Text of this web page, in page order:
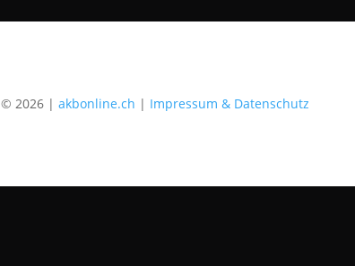
© 2026 | akbonline.ch | Impressum & Datenschutz